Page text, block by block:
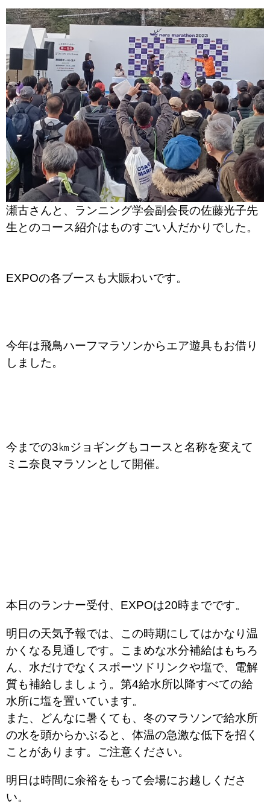
瀬古さんと、ランニング学会副会長の佐藤光子先
生とのコース紹介はものすごい人だかりでした。
EXPOの各ブースも大賑わいです。
今年は飛鳥ハーフマラソンからエア遊具もお借り
しました。
今までの3㎞ジョギングもコースと名称を変えて
ミニ奈良マラソンとして開催。
本日のランナー受付、EXPOは20時までです。
明日の天気予報では、この時期にしてはかなり温
かくなる見通しです。こまめな水分補給はもちろ
ん、水だけでなくスポーツドリンクや塩で、電解
質も補給しましょう。第4給水所以降すべての給
水所に塩を置いています。
また、どんなに暑くても、冬のマラソンで給水所
の水を頭からかぶると、体温の急激な低下を招く
ことがあります。ご注意ください。
明日は時間に余裕をもって会場にお越しくださ
い。